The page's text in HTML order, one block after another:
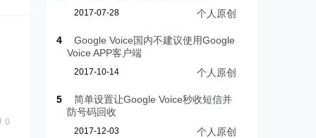
0
2017-07-28 个人原创
4
Google Voice国内不建议使用Google
Voice APP客户端
2017-10-14 个人原创
5
简单设置让Google Voice秒收短信并
防号码回收
2017-12-03 个人原创